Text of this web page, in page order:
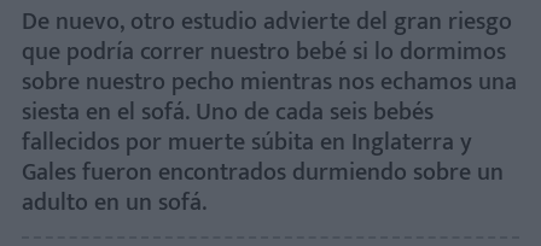
De nuevo, otro estudio advierte del gran riesgo
que podría correr nuestro bebé si lo dormimos
sobre nuestro pecho mientras nos echamos una
siesta en el sofá. Uno de cada seis bebés
fallecidos por muerte súbita en Inglaterra y
Gales fueron encontrados durmiendo sobre un
adulto en un sofá.